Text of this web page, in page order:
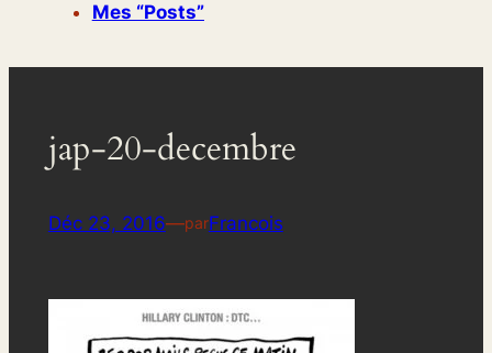
Mes “posts”
jap-20-decembre
Déc 23, 2016—parFrancois